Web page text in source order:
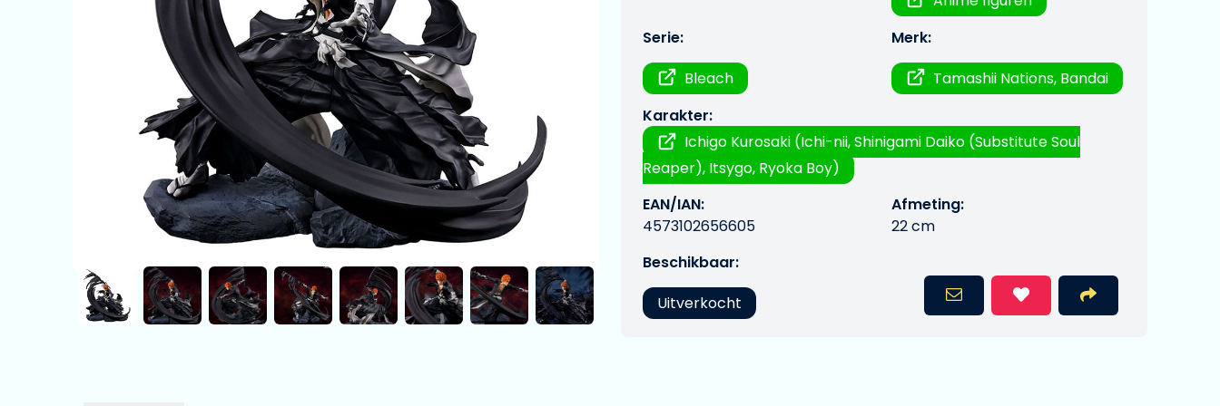
Serie:
Bleach
Merk:
Tamashii Nations, Bandai
Karakter:
Ichigo Kurosaki (Ichi-nii, Shinigami Daiko (Substitute Soul
Reaper), Itsygo, Ryoka Boy)
EAN/IAN:
4573102656605
Afmeting:
22 cm
Beschikbaar:
Uitverkocht